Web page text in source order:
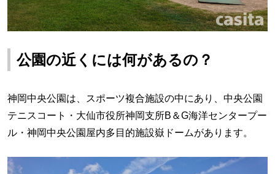
公園の近くには何があるの？
神岡中央公園は 、スポーツ複合施設の中にあり、中央公園
テニスコート・大仙市役所神岡支所B＆G海洋センタープー
ル・神岡中央公園屋内多目的施設嶽ドームがあります。